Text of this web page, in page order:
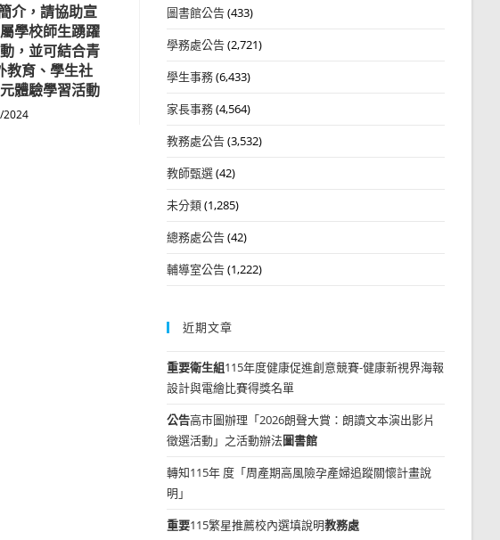
介，請協助宣
學校師生踴躍
，並可結合青
教育、學生社
體驗學習活動
2024
圖書館公告(433)
學務處公告(2,721)
學生事務(6,433)
家長事務(4,564)
教務處公告(3,532)
教師甄選(42)
未分類(1,285)
總務處公告(42)
輔導室公告(1,222)
近期文章
重要衛生組115年度健康促進創意競賽-健康新視界海報
設計與電繪比賽得獎名單
公告高市圖辦理「2026朗聲大賞：朗讀文本演出影片
徵選活動」之活動辦法圖書館
轉知115年 度「周產期高風險孕產婦追蹤關懷計畫說
明」
重要115繁星推薦校內選填說明教務處